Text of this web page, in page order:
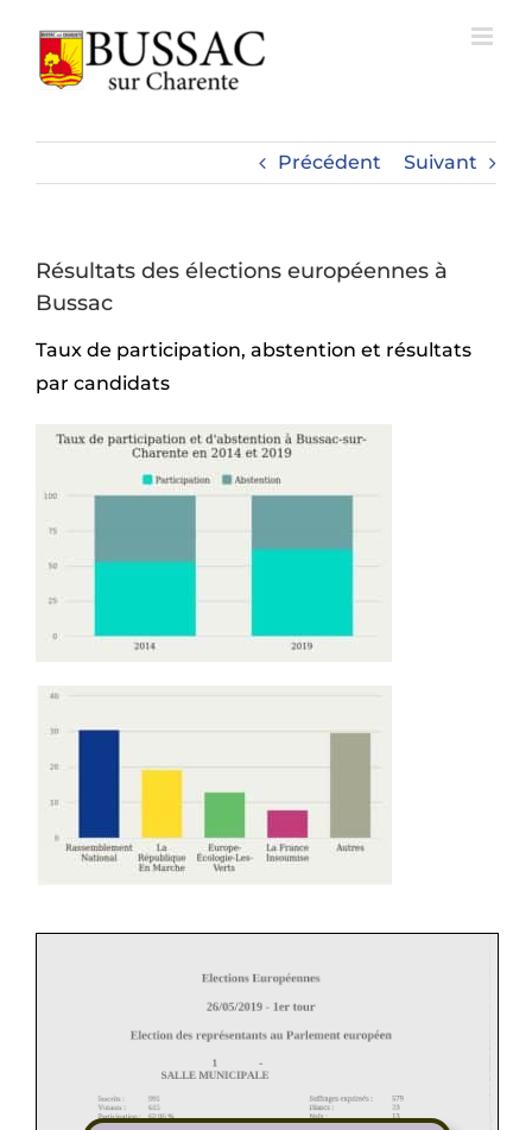
contenu
Précédent Suivant
Résultats des élections européennes à
Bussac
Taux de participation, abstention et résultats
par candidats